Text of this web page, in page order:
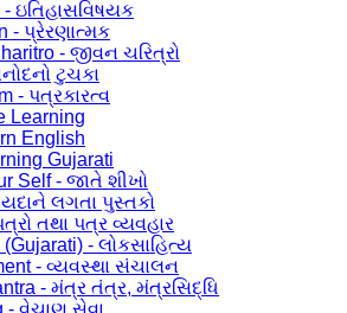
- ઇતિહાસવિષયક
- પ્રેરણાત્મક
- જીવન ચરિત્રો
ટુચકા
- પત્રકારત્વ
Learning
English
Gujarati
Self - જાતે શીખો
લગતા પુસ્તકો
તથા પત્ર વ્યવહાર
(Gujarati) - લોકસાહિત્ય
- વ્યવસ્થા સંચાલન
- મંત્ર તંત્ર, મંત્રસિદ્ધિ
- વેચાણ સેવા